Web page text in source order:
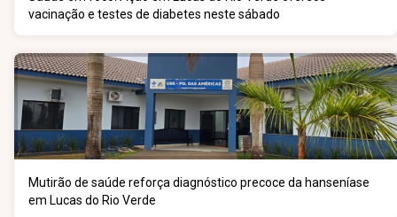
vacinação e testes de diabetes neste sábado
Mutirão de saúde reforça diagnóstico precoce da hanseníase
em Lucas do Rio Verde